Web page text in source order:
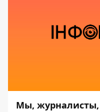
Мы, журналисты,